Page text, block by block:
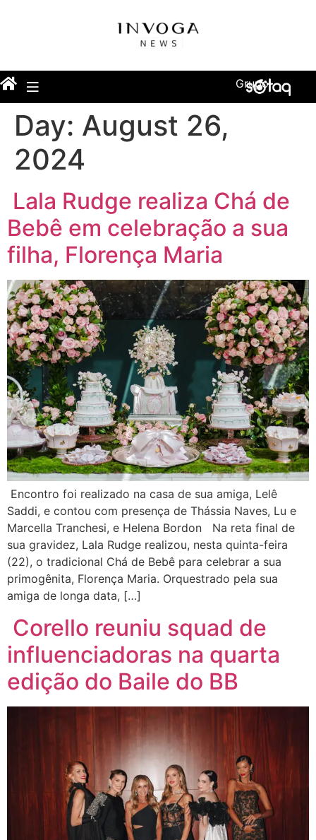
Grupo
Day: August 26,
2024
Lala Rudge realiza Chá de
Bebê em celebração a sua
filha, Florença Maria
Encontro foi realizado na casa de sua amiga, Lelê
Saddi, e contou com presença de Thássia Naves, Lu e
Marcella Tranchesi, e Helena Bordon Na reta final de
sua gravidez, Lala Rudge realizou, nesta quinta-feira
(22), o tradicional Chá de Bebê para celebrar a sua
primogênita, Florença Maria. Orquestrado pela sua
amiga de longa data, […]
Corello reuniu squad de
influenciadoras na quarta
edição do Baile do BB